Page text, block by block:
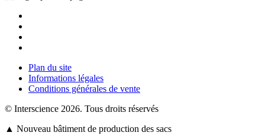
Plan du site
Informations légales
Conditions générales de vente
© Interscience 2026. Tous droits réservés
▲ Nouveau bâtiment de production des sacs